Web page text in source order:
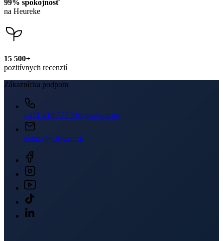
99% spokojnosť
na Heureke
15 500+
pozitívnych recenzií
Zákaznícka podpora
+421 418 777 310 (Po-Pia 9-16)
dotazy@cityzen.sk